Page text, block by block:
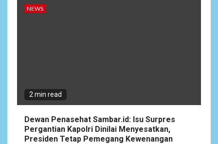
NEWS
2 min read
Dewan Penasehat Sambar.id: Isu Surpres
Pergantian Kapolri Dinilai Menyesatkan,
Presiden Tetap Pemegang Kewenangan